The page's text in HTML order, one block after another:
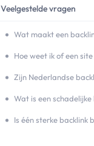
Veelgestelde vragen
Wat maakt een
Hoe weet ik of een
Zijn Nederlandse
Wat is een schadelijke
Is één sterke backlink